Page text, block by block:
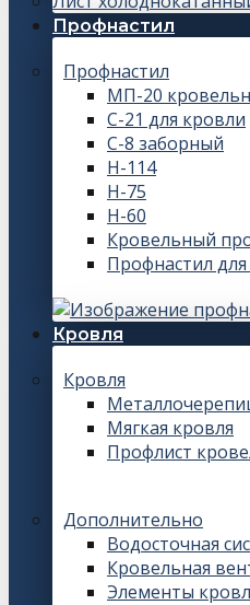
Профнастил
Профнастил
МП-20
С-21 для кровли
С-8 заборный
Н-114
Н-75
Н-60
Кровельный
Профнастил для
Кровля
Кровля
Мягкая кровля
Профлист
Дополнительно
Водосточная
Кровельная
Элементы